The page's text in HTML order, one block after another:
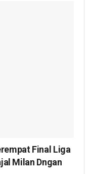
Final Liga
Milan Dngan